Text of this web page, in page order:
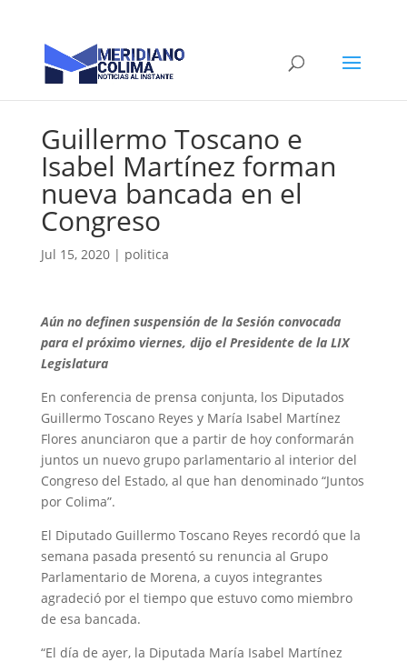
Guillermo Toscano e
Isabel Martínez forman
nueva bancada en el
Congreso
Jul 15, 2020| politica
Aún no definen suspensión de la Sesión convocada
para el próximo viernes, dijo el Presidente de la LIX
Legislatura
En conferencia de prensa conjunta, los Diputados
Guillermo Toscano Reyes y María Isabel Martínez
Flores anunciaron que a partir de hoy conformarán
juntos un nuevo grupo parlamentario al interior del
Congreso del Estado, al que han denominado “Juntos
por Colima”.
El Diputado Guillermo Toscano Reyes recordó que la
semana pasada presentó su renuncia al Grupo
Parlamentario de Morena, a cuyos integrantes
agradeció por el tiempo que estuvo como miembro
de esa bancada.
“El día de ayer, la Diputada María Isabel Martínez